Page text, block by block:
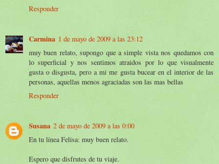
Responder
Carmina 1 de mayo de 2009 a las 23:12
muy buen relato, supongo que a simple vista nos quedamos con
lo superficial y nos sentimos atraidos por lo que visualmente
gusta o disgusta, pero a mi me gusta bucear en el interior de las
personas, aquellas menos agraciadas son las mas bellas
Responder
Susana 2 de mayo de 2009 a las 0:00
En tu línea Felisa: muy buen relato.
Espero que disfrutes de tu viaje.